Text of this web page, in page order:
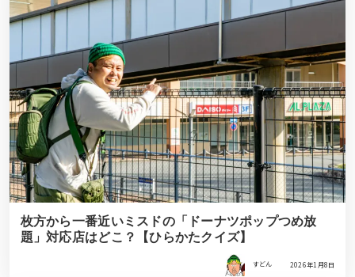
枚方から一番近いミスドの「ドーナツポップつめ放
題」対応店はどこ？【ひらかたクイズ】
すどん 2026年1月8日